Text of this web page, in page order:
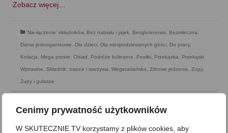
Cenimy prywatność użytkowników
W SKUTECZNIE.TV korzystamy z plików cookies, aby
Zobacz więcej…
'Nie-łączenie' składników, Bez nabiału i jajek, Bezglutenowa, Bezmleczna,
Dania jednogarnkowe, Dla dzieci, Dla niespodziewanych gości, Do pracy,
Kolacja, Mega proste, Obiad , Podróże kulinarne, Posiłki, Przekąska, Przekąski
Wytrawne, Składnik: owoce i warzywa, Wegetariańska, Zdrowe jedzenie, Zupy,
Zupy i gulasze